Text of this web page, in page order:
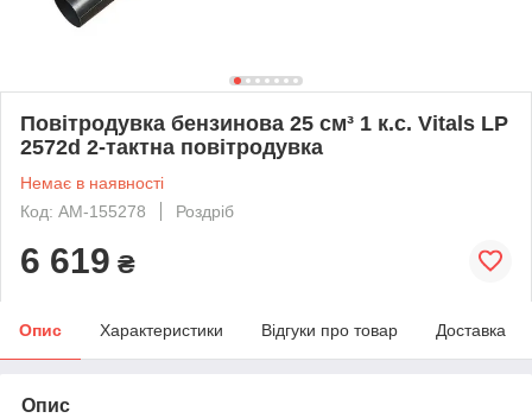
Повітродувка бензинова 25 см³ 1 к.с. Vitals LP
2572d 2-тактна повітродувка
Немає в наявності
Код: AM-155278
Роздріб
6 619 ₴
Опис Характеристики Відгуки про товар Доставка
Опис